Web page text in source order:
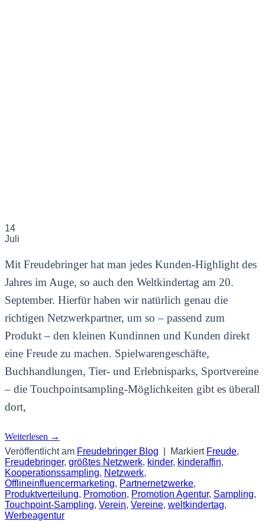
14
Juli
Mit Freudebringer hat man jedes Kunden-Highlight des
Jahres im Auge, so auch den Weltkindertag am 20.
September. Hierfür haben wir natürlich genau die
richtigen Netzwerkpartner, um so – passend zum
Produkt – den kleinen Kundinnen und Kunden direkt
eine Freude zu machen. Spielwarengeschäfte,
Buchhandlungen, Tier- und Erlebnisparks, Sportvereine
– die Touchpointsampling-Möglichkeiten gibt es überall
dort,
Weiterlesen →
Veröffentlicht am Freudebringer Blog Markiert Freude,
Freudebringer, größtes Netzwerk, kinder, kinderaffin,
Kooperationssampling, Netzwerk,
Offlineinfluencermarketing, Partnernetzwerke,
Produktverteilung, Promotion, Promotion Agentur, Sampling,
Touchpoint-Sampling, Verein, Vereine, weltkindertag,
Werbeagentur